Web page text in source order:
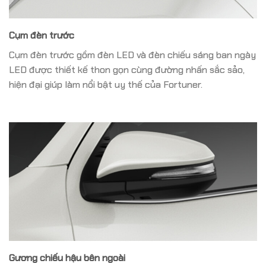
Cụm đèn trước
Cụm đèn trước gồm đèn LED và đèn chiếu sáng ban ngày
LED được thiết kế thon gọn cùng đường nhấn sắc sảo,
hiện đại giúp làm nổi bật uy thế của Fortuner.
Gương chiếu hậu bên ngoài